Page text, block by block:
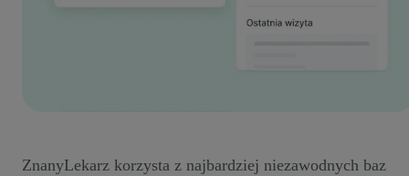
ZnanyLekarz korzysta z najbardziej niezawodnych baz